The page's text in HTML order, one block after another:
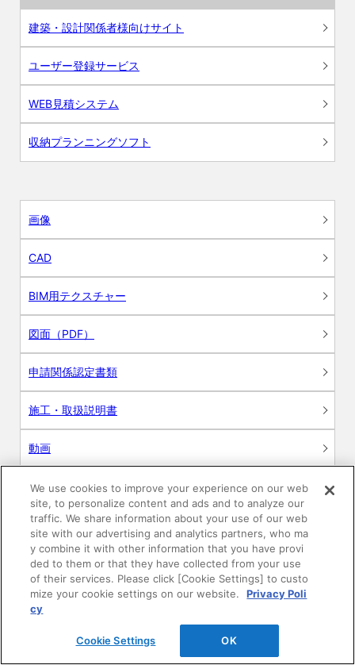
建築・設計関係者様向けサイト
ユーザー登録サービス
WEB見積システム
収納プランニングソフト
画像
CAD
BIM用テクスチャー
図面（PDF）
申請関係認定書類
施工・取扱説明書
動画
シミュレーションツール
24時間換気システム〈エアスマート〉
簡易設計見積ソフト
R&Dセンター環境測定・分析サービス
商品マスター申し込み
We use cookies to improve your experience on our web
site, to personalize content and ads and to analyze our
traffic. We share information about your use of our web
site with our advertising and analytics partners, who ma
y combine it with other information that you have provi
ded to them or that they have collected from your use
of their services. Please click [Cookie Settings] to custo
mize your cookie settings on our website.
Privacy Poli
cy
Cookie Settings OK